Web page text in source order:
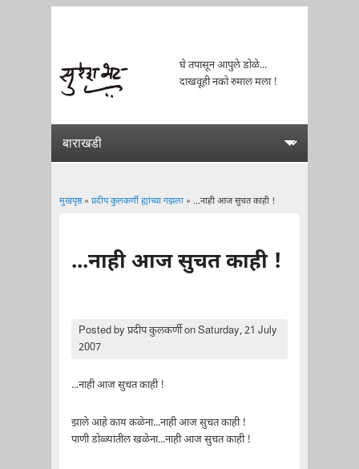
घे तपासून आपुले डोळे...
दाखवूही नको रुमाल मला !
मुखपृष्ठ» प्रदीप कुलकर्णी ह्यांच्या गझला» ...नाही आज सुचत काही !
...नाही आज सुचत काही !
Posted byप्रदीप कुलकर्णीon Saturday, 21 July
2007
...नाही आज सुचत काही !
झाले आहे काय कळेना...नाही आज सुचत काही !
पाणी डोळ्यांतील खळेना...नाही आज सुचत काही !